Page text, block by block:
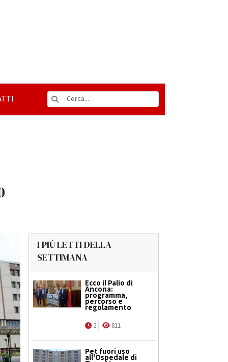
I PIÙ LETTI DELLA
SETTIMANA
Ecco il Palio di
Ancona:
programma,
percorso e
regolamento
2 811
Pet fuori uso
all'Ospedale di